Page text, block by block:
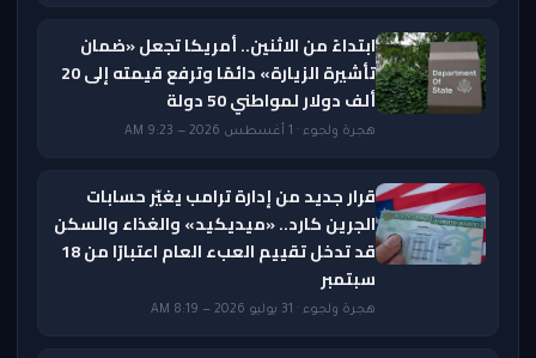
ابتداءً من الاثنين.. أمريكا تجعل «ضمان
تأشيرة الزيارة» دائمًا وترفع قيمته إلى 20
ألف دولار لمواطني 50 دولة
هجرة ولجوء · 1 أغسطس 2026 — 9:23 AM
قرار جديد من إدارة ترامب يغيّر حسابات
الجرين كارد.. «ميديكيد» والغذاء والسكن
قد تدخل تقييم العبء العام اعتبارًا من 18
سبتمبر
هجرة ولجوء · 31 يوليو 2026 — 8:19 AM